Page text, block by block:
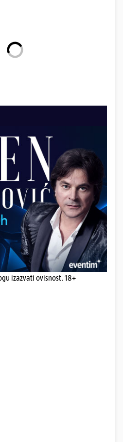
izazvati ovisnost. 18+